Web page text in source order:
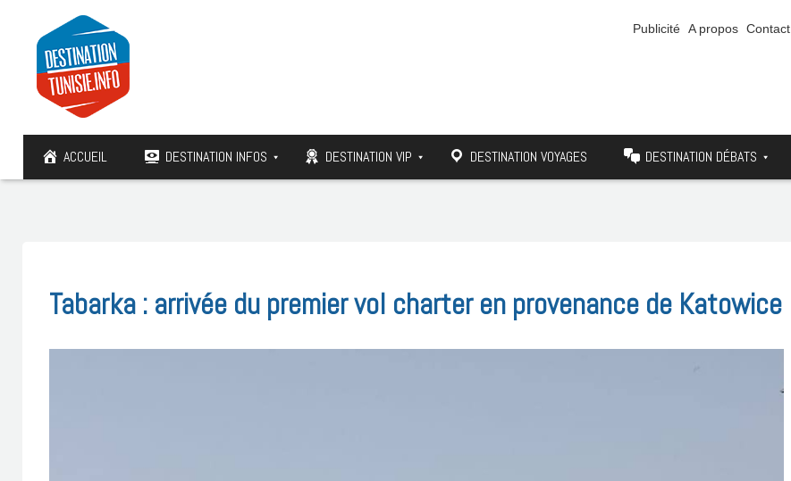
Publicité A propos Contact
ACCUEIL DESTINATION INFOS DESTINATION VIP DESTINATION VOYAGES DESTINATION DÉBATS
Tabarka : arrivée du premier vol charter en provenance de Katowice